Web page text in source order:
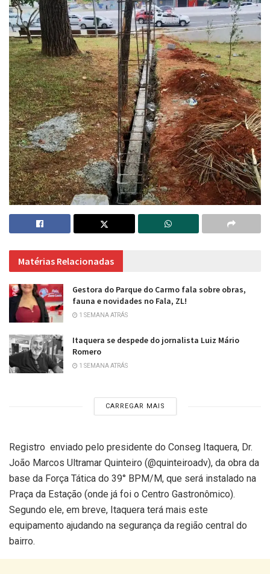
Matérias Relacionadas
Gestora do Parque do Carmo fala sobre obras,
fauna e novidades no Fala, ZL!
1 SEMANA ATRÁS
Itaquera se despede do jornalista Luiz Mário
Romero
1 SEMANA ATRÁS
CARREGAR MAIS
Registro enviado pelo presidente do Conseg Itaquera, Dr.
João Marcos Ultramar Quinteiro (@quinteiroadv), da obra da
base da Força Tática do 39° BPM/M, que será instalado na
Praça da Estação (onde já foi o Centro Gastronômico).
Segundo ele, em breve, Itaquera terá mais este
equipamento ajudando na segurança da região central do
bairro.